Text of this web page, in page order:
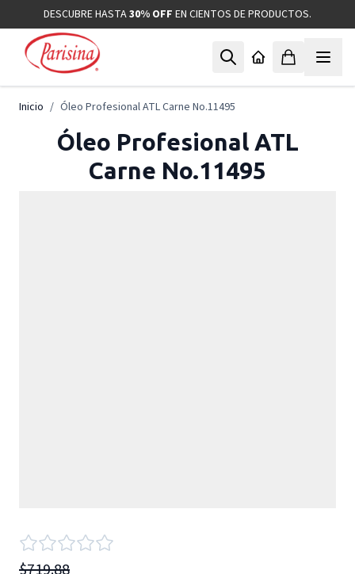
Ir al contenidoDESCUBRE HASTA30% OFF EN CIENTOS DE PRODUCTOS.
Inicio / Óleo Profesional ATL Carne No.11495
Óleo Profesional ATL
Carne No.11495